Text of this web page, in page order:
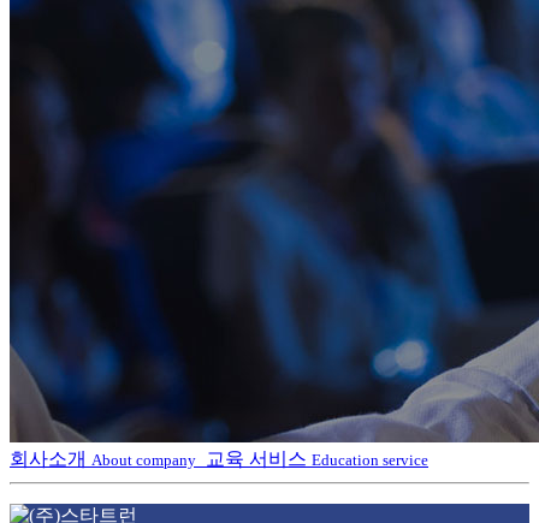
회사소개 About company 교육 서비스 Education service